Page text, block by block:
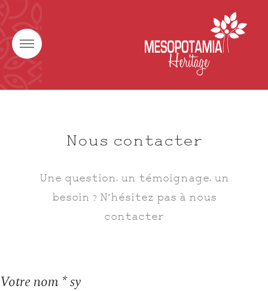
Nous contacter
Une question, un témoignage, un
besoin ? N’hésitez pas à nous
contacter